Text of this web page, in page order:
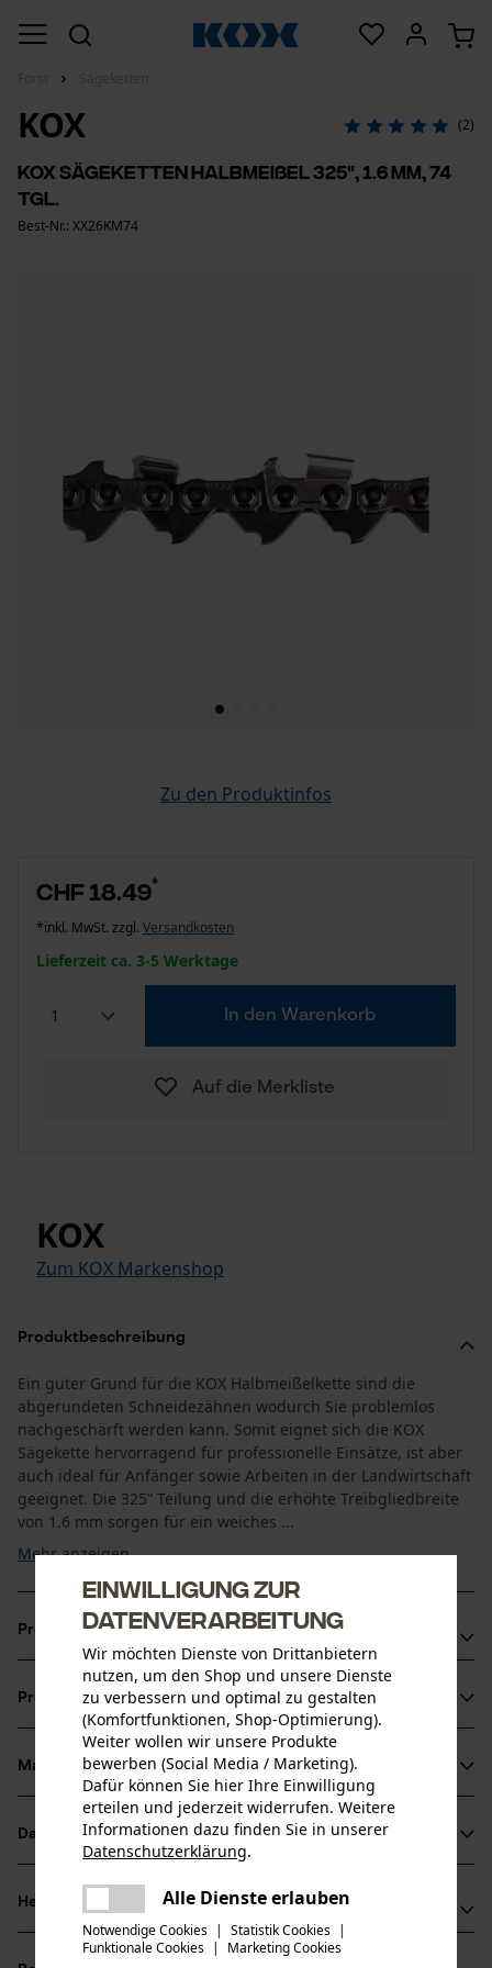
KOX (2)
KOX Sägeketten Halbmeißel 325", 1.6 mm, 74
Tgl.
Best-Nr.: XX26KM74
Zu den Produktinfos
CHF 18.49*
*inkl. MwSt. zzgl. Versandkosten
Lieferzeit ca. 3-5 Werktage
In den Warenkorb
Auf die Merkliste
KOX
Zum KOX Markenshop
Produktbeschreibung
Ein guter Grund für die KOX Halbmeißelkette sind die
abgerundeten Schneidezähnen wodurch Sie problemlos
nachgeschärft werden kann. Somit eignet sich die KOX
Sägekette hervorragend für professionelle Einsätze, ist aber
auch ideal für Anfänger sowie Arbeiten in der Landwirtschaft
geeignet. Die 325” Teilung und die erhöhte Treibgliedbreite
von 1.6 mm sorgen für ein weiches ...
Mehr anzeigen
Produktvorteile
Markierung des Schärfwinkels auf den Zahndächern für
korrektes Schärfen
Sägeketten Halbmeißel für reduzierte Vibration der
Schneidegarnitur
Unempfindlicher gegenüber Schmutz als Vollmeißel-
Sägeketten, aber etwas geringere Schnittleistung
Produktinformationen
Produktdetails
Aktivitätstyp
Altersgruppe
Erwachsener
Material & Pflege
Material
Hauptmaterial
Datenblätter
Produktsicherheitsdatenblatt (PDF)
Herstellerinformationen
Oregon Tool GmbH
Einwilligung zur
Datenverarbeitung
Wir möchten Dienste von Drittanbietern
nutzen, um den Shop und unsere Dienste
zu verbessern und optimal zu gestalten
(Komfortfunktionen, Shop-Optimierung).
Weiter wollen wir unsere Produkte
bewerben (Social Media / Marketing).
Dafür können Sie hier Ihre Einwilligung
erteilen und jederzeit widerrufen. Weitere
Informationen dazu finden Sie in unserer
Datenschutzerklärung.
Alle Dienste erlauben
Notwendige Cookies | Statistik Cookies |
Funktionale Cookies | Marketing Cookies
Es ist ein Fehler aufgetreten. Bitte
versuchen Sie es erneut.
mail